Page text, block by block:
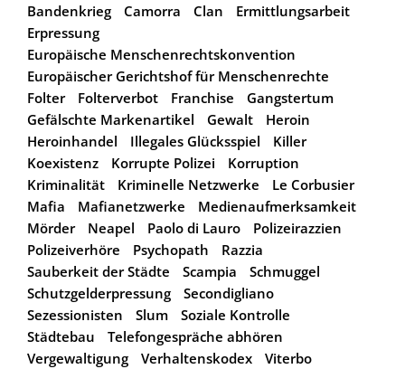
Bandenkrieg
Camorra Clan
Ermittlungsarbeit
Erpressung
Europäische Menschenrechtskonvention
Europäischer Gerichtshof für Menschenrechte
Folter
Folterverbot Franchise
Gangstertum
Gefälschte Markenartikel
Gewalt
Heroin
Heroinhandel
Illegales Glücksspiel
Killer
Koexistenz
Korrupte Polizei
Korruption
Kriminalität
Kriminelle Netzwerke
Le Corbusier
Mafia
Mafianetzwerke
Medienaufmerksamkeit
Mörder
Neapel Paolo di Lauro
Polizeirazzien
Polizeiverhöre
Psychopath
Razzia
Sauberkeit der Städte
Scampia
Schmuggel
Schutzgelderpressung
Secondigliano
Sezessionisten
Slum
Soziale Kontrolle
Städtebau
Telefongespräche abhören
Vergewaltigung
Verhaltenskodex
Viterbo